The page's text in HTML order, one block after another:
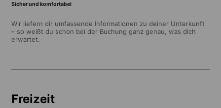
Sicher und komfortabel
Wir liefern dir umfassende Informationen zu deiner Unterkunft
– so weißt du schon bei der Buchung ganz genau, was dich
erwartet.
Freizeit